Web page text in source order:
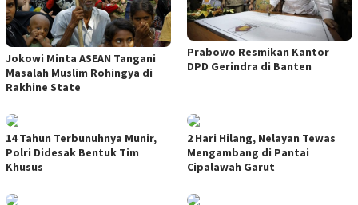
Jokowi Minta ASEAN Tangani
Masalah Muslim Rohingya di
Rakhine State
Prabowo Resmikan Kantor
DPD Gerindra di Banten
14 Tahun Terbunuhnya Munir,
Polri Didesak Bentuk Tim
Khusus
2 Hari Hilang, Nelayan Tewas
Mengambang di Pantai
Cipalawah Garut